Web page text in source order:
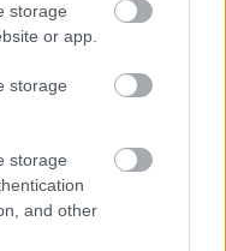
storage
or app.
storage
storage
and other
legjobban várt
(magyarul Alien:
a franchise
sci-fi horrorja előtt
Yutani egyik
létformával a